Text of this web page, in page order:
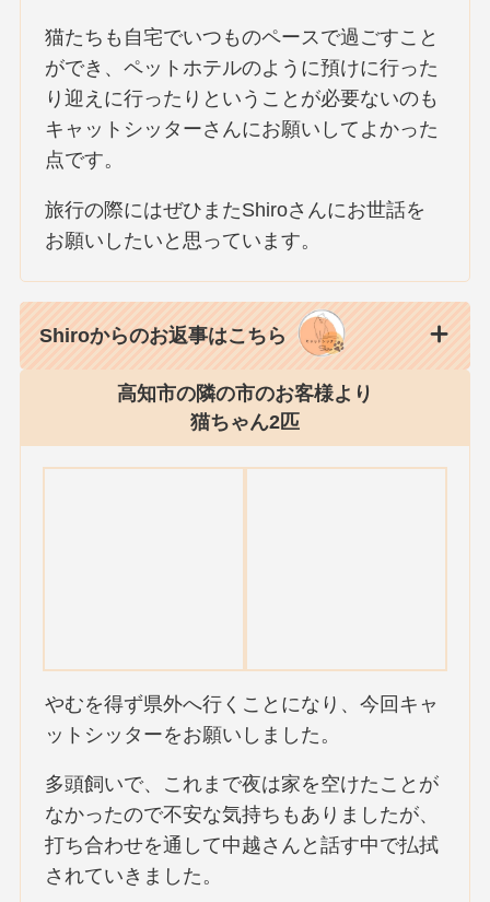
猫たちも自宅でいつものペースで過ごすこと
ができ、ペットホテルのように預けに行った
り迎えに行ったりということが必要ないのも
キャットシッターさんにお願いしてよかった
点です。
旅行の際にはぜひまたShiroさんにお世話を
お願いしたいと思っています。
Shiroからのお返事はこちら
高知市の隣の市のお客様より
猫ちゃん2匹
やむを得ず県外へ行くことになり、今回キャ
ットシッターをお願いしました。
多頭飼いで、これまで夜は家を空けたことが
なかったので不安な気持ちもありましたが、
打ち合わせを通して中越さんと話す中で払拭
されていきました。